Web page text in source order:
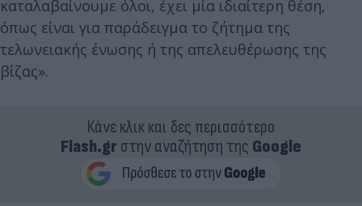
καταλαβαίνουμε όλοι, έχει μία ιδιαίτερη θέση,
όπως είναι για παράδειγμα το ζήτημα της
τελωνειακής ένωσης ή της απελευθέρωσης της
βίζας».
Κάνε κλικ και δες περισσότερο
Flash.grστην αναζήτηση της Google